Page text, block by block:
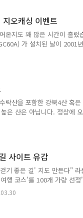
간에 총 800개의 캐시로 이
면 그보다 많겠죠. 150km
우리나라에 설치된 총 캐시
오캐싱 이벤트
온지도 꽤 많은 시간이 흘렀
가 설치된 날이 2001
상 경과되었고, 현존하는
3일을 기준으로 해도 벌써 8
다른 어떤 이유가 있는지는
명 정도, 한달에 한번 이상
도로 추산되는 수준입니다.
락산을 포함한 강북4산 혹
은 산은 아닙니다. 정상에
싱(Geocaching)을 겸해서
찾기 게임입니다. 오늘 현재
암산까지 갈 일은 없었을 겁
가보았으니까요. 하지만,
이었습니다. 북한산/도봉산/
사이트 유감
기 좋은 길' 지도 만든다" 라
행 코스'를 100개 가량 선
이었습니다. 정확히는 모르
것 같습니다. (저는 벌써 여